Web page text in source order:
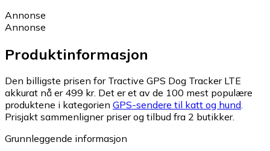
Annonse
Annonse
Produktinformasjon
Den billigste prisen for Tractive GPS Dog Tracker LTE
akkurat nå er 499 kr. Det er et av de 100 mest populære
produktene i kategorien GPS-sendere til katt og hund.
Prisjakt sammenligner priser og tilbud fra 2 butikker.
Grunnleggende informasjon